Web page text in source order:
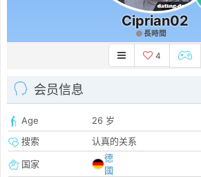
Ciprian02
長時間
4
会员信息
Age
26 岁
搜索
认真的关系
国家
德
國